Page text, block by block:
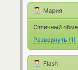
Мария
Отличный
Развернуть (1)
Flash